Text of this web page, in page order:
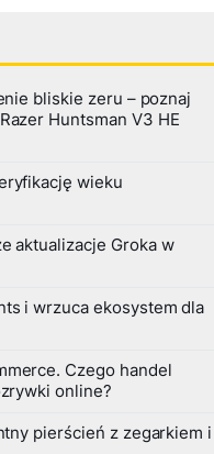
bliskie zeru – poznaj
Huntsman V3 HE
wieku
aktualizacje Groka w
i wrzuca ekosystem dla
Czego handel
online?
pierścień z zegarkiem i